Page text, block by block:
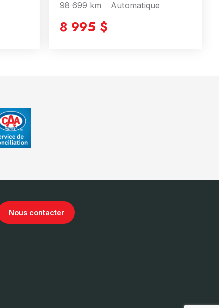
98 699 km Automatique
8 995 $
Nous contacter